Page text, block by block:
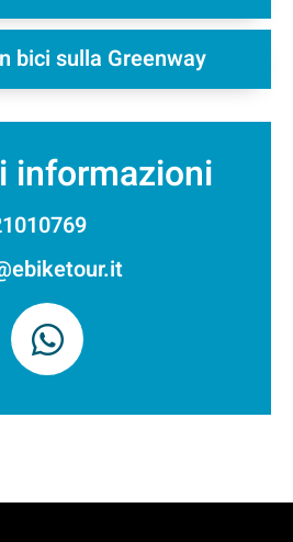
bici sulla Greenway
informazioni